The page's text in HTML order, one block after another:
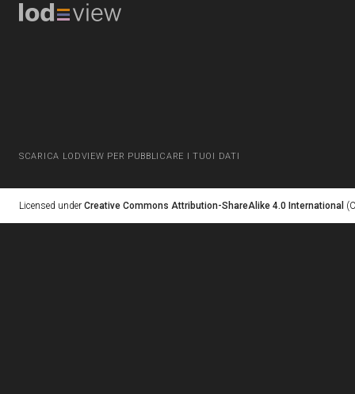
SCARICA LODVIEW PER PUBBLICARE I TUOI DATI
Licensed under Creative Commons Attribution-ShareAlike 4.0 International